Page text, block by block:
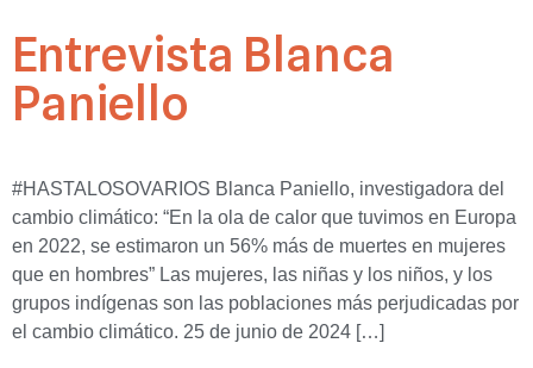
Entrevista Blanca
Paniello
#HASTALOSOVARIOS Blanca Paniello, investigadora del
cambio climático: “En la ola de calor que tuvimos en Europa
en 2022, se estimaron un 56% más de muertes en mujeres
que en hombres” Las mujeres, las niñas y los niños, y los
grupos indígenas son las poblaciones más perjudicadas por
el cambio climático. 25 de junio de 2024 […]